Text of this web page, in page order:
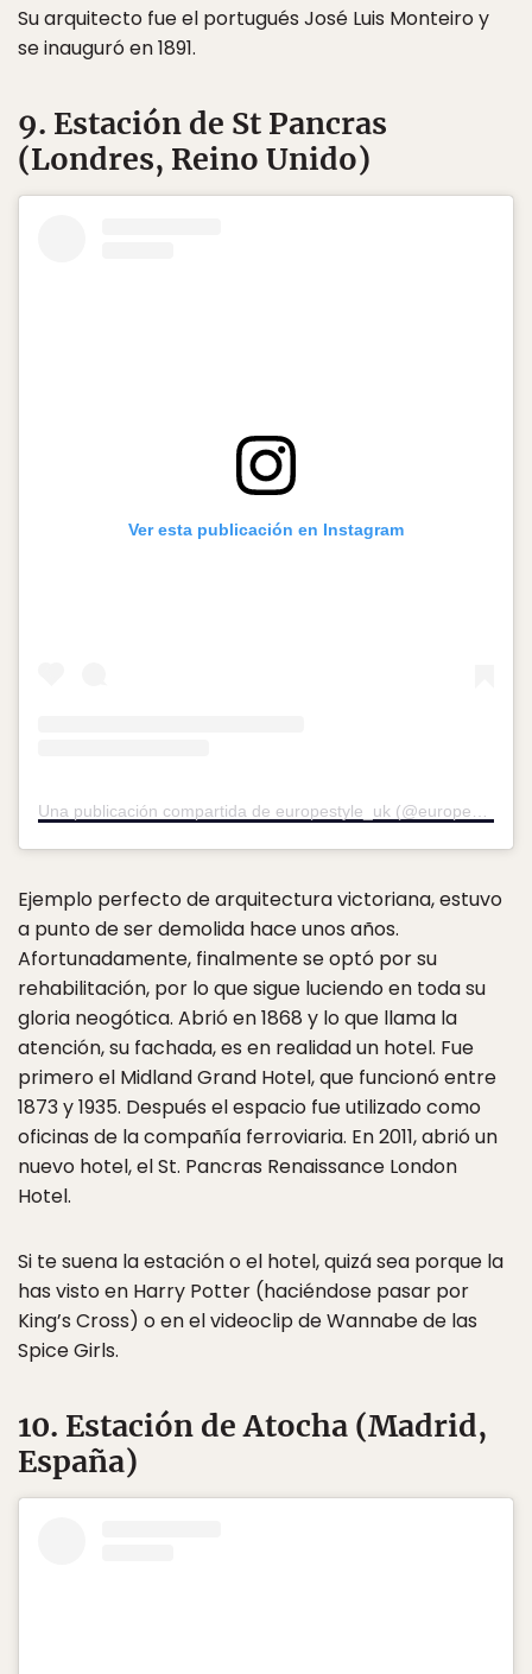
Su arquitecto fue el portugués José Luis Monteiro y
se inauguró en 1891.
9. Estación de St Pancras
(Londres, Reino Unido)
Ver esta publicación en Instagram
Ejemplo perfecto de arquitectura victoriana, estuvo
a punto de ser demolida hace unos años.
Afortunadamente, finalmente se optó por su
rehabilitación, por lo que sigue luciendo en toda su
gloria neogótica. Abrió en 1868 y lo que llama la
atención, su fachada, es en realidad un hotel. Fue
primero el Midland Grand Hotel, que funcionó entre
1873 y 1935. Después el espacio fue utilizado como
oficinas de la compañía ferroviaria. En 2011, abrió un
nuevo hotel, el St. Pancras Renaissance London
Hotel.
Si te suena la estación o el hotel, quizá sea porque la
has visto en Harry Potter (haciéndose pasar por
King’s Cross) o en el videoclip de Wannabe de las
Spice Girls.
10. Estación de Atocha (Madrid,
España)